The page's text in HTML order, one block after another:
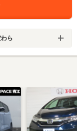
ら